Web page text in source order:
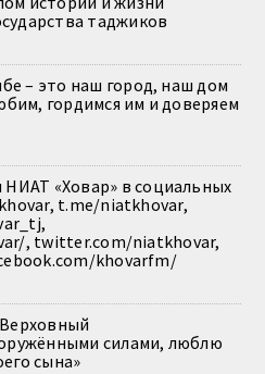
таджиков
– это наш город, наш дом
гордимся им и доверяем
«Ховар» в социальных
t.me/niatkhovar,
, twitter.com/niatkhovar,
khovarfm/
силами, люблю
сына»